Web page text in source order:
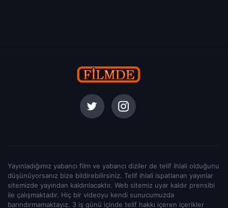
Yayınladığımız yabancı film ve yabancı diziler de telif ihlali olduğunu
düşünüyorsanız bize bildirebilirsiniz. Telif ihlali ispatlanan yayınlar
sitemizde yayından kaldırılacaktır. Web sitemiz uyar kaldır prensibi
ile çalışmaktadır. Hiç bir videoyu kendi sunucumuzda
barındırmamaktayız. 3 iş günü içinde telif hakkı içeren içerikler